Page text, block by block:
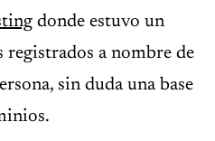
donde estuvo un
a nombre de
sin duda una base